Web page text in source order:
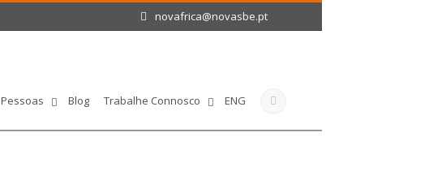
novafrica@novasbe.pt
Pessoas Blog Trabalhe Connosco ENG